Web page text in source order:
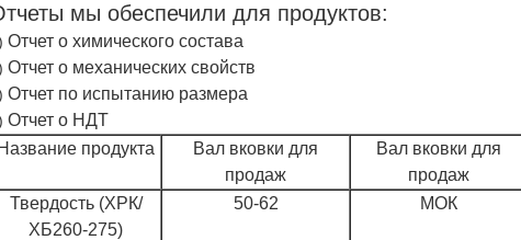
мы обеспечили для продуктов:
Отчет о химического состава
Отчет о механических свойств
Отчет по испытанию размера
Отчет о НДТ
продукта
Вал вковки для
продаж
Вал вковки для
продаж
Твердость (ХРК/
ХБ260-275)
50-62 МОК